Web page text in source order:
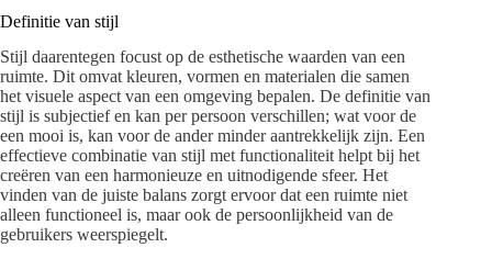
Definitie van stijl
Stijl daarentegen focust op de esthetische waarden van een
ruimte. Dit omvat kleuren, vormen en materialen die samen
het visuele aspect van een omgeving bepalen. De definitie van
stijl is subjectief en kan per persoon verschillen; wat voor de
een mooi is, kan voor de ander minder aantrekkelijk zijn. Een
effectieve combinatie van stijl met functionaliteit helpt bij het
creëren van een harmonieuze en uitnodigende sfeer. Het
vinden van de juiste balans zorgt ervoor dat een ruimte niet
alleen functioneel is, maar ook de persoonlijkheid van de
gebruikers weerspiegelt.